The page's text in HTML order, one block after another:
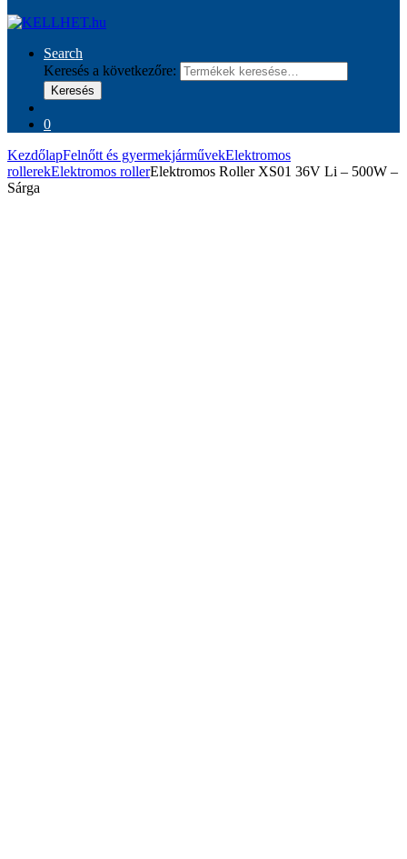
Search
Keresés a következőre:
Keresés
0
KezdőlapFelnőtt és gyermekjárművekElektromos
rollerekElektromos rollerElektromos Roller XS01 36V Li – 500W –
Sárga